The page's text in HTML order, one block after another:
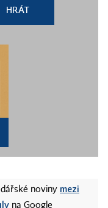
HRÁT
noviny mezi
na Google